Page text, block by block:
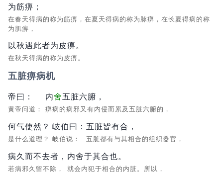
为筋痹；
在春天得病的称为筋痹，在夏天得病的称为脉痹，在长夏得病的称
为肌痹，
以秋遇此者为皮痹。
在秋天得病的称为皮痹。
五脏痹病机
帝曰：
黄帝问道：
内舍五脏六腑，
痹病的病邪又有内侵而累及五脏六腑的，
何气使然？
是什么道理？
岐伯曰：
岐伯说：
五脏皆有合，
五脏都有与其相合的组织器官，
病久而不去者，
若病邪久留不除，
内舍于其合也。
就会内犯于相合的内脏。所以，